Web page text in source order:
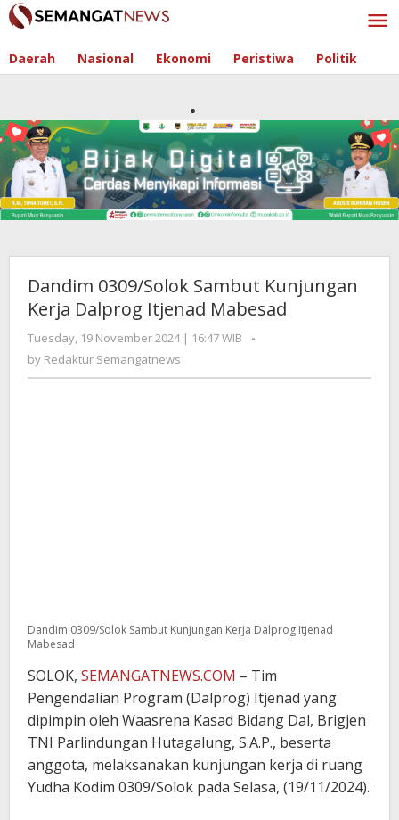
Skip
to
Daerah Nasional Ekonomi Peristiwa Politik
Dandim 0309/Solok Sambut Kunjungan
Kerja Dalprog Itjenad Mabesad
Tuesday, 19 November 2024 | 16:47 WIB
by
-
by Redaktur Semangatnews
Dandim 0309/Solok Sambut Kunjungan Kerja Dalprog Itjenad
Mabesad
SOLOK, SEMANGATNEWS.COM – Tim
Pengendalian Program (Dalprog) Itjenad yang
dipimpin oleh Waasrena Kasad Bidang Dal, Brigjen
TNI Parlindungan Hutagalung, S.A.P., beserta
anggota, melaksanakan kunjungan kerja di ruang
Yudha Kodim 0309/Solok pada Selasa, (19/11/2024).